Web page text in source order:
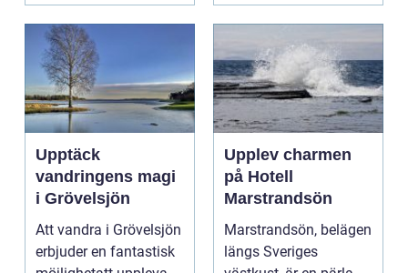
Upptäck
vandringens magi
i Grövelsjön
Att vandra i Grövelsjön
erbjuder en fantastisk
Upplev charmen
på Hotell
Marstrandsön
Marstrandsön, belägen
längs Sveriges